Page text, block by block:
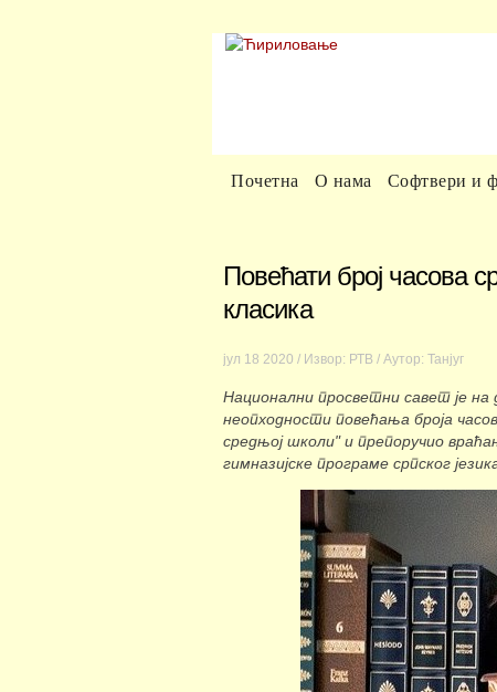
Почетна О нама Софтвери и
Повећати број часова
класика
јул 18 2020 / Извор: РТВ / Аутор: Танјуг
Национални просветни савет је на
неопходности повећања броја
средњој школи" и препоручио
гимназијске програме српског